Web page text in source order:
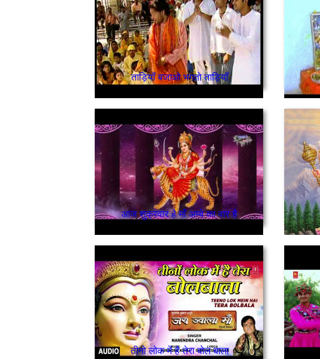
ताड़ियाँ बजाओ भगतो ताड़ियाँ
आज शुक्रवार है माँ अम्बे का वार है
तीनो लोक में है तेरा बोल बाला